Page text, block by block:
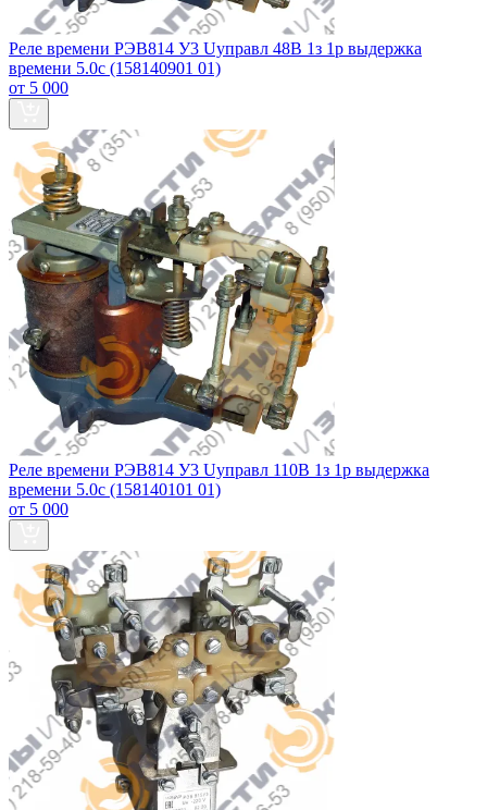
Реле времени РЭВ814 У3 Uуправл 48В 1з 1р выдержка
времени 5.0с (158140901 01)
от 5 000
Реле времени РЭВ814 У3 Uуправл 110В 1з 1р выдержка
времени 5.0с (158140101 01)
от 5 000